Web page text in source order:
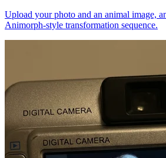
Upload your photo and an animal image,
Animorph-style transformation sequence.